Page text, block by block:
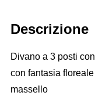
Descrizione
Divano a 3 posti
con fantasia
massello